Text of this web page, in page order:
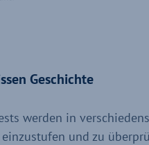
Geschichte
werden in
und zu